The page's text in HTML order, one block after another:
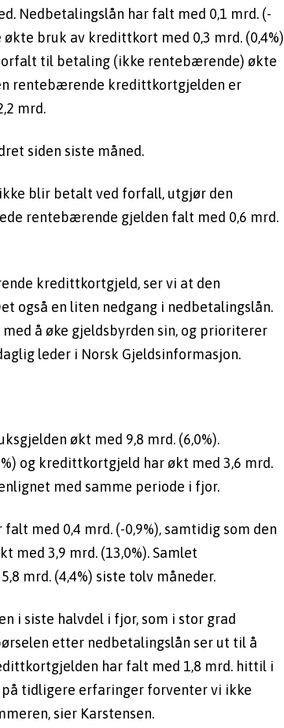
Nedbetalingslån har falt med 0,1 mrd. (-
bruk av kredittkort med 0,3 mrd. (0,4%)
til betaling (ikke rentebærende) økte
rentebærende kredittkortgjelden er
mrd.
siden siste måned.
blir betalt ved forfall, utgjør den
rentebærende gjelden falt med 0,6 mrd.
kredittkortgjeld, ser vi at den
også en liten nedgang i nedbetalingslån.
å øke gjeldsbyrden sin, og prioriterer
leder i Norsk Gjeldsinformasjon.
økt med 9,8 mrd. (6,0%).
og kredittkortgjeld har økt med 3,6 mrd.
med samme periode i fjor.
med 0,4 mrd. (-0,9%), samtidig som den
3,9 mrd. (13,0%). Samlet
mrd. (4,4%) siste tolv måneder.
i siste halvdel i fjor, som i stor grad
etter nedbetalingslån ser ut til å
har falt med 1,8 mrd. hittil i
tidligere erfaringer forventer vi ikke
sier Karstensen.